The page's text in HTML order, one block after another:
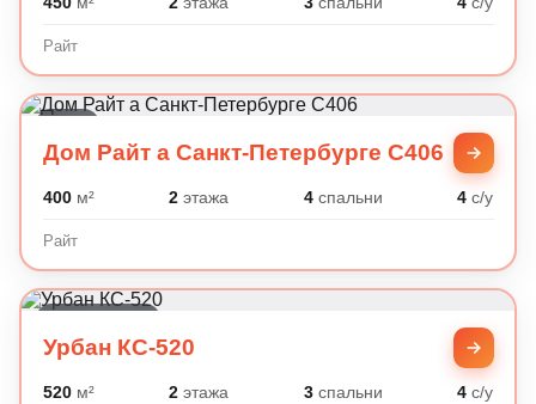
Райт
Дом Райт а Санкт-Петербурге C406
400м² 2 этажа 4спальни 4 с/у
Райт
Урбан КС-520
520м² 2 этажа 3спальни 4 с/у